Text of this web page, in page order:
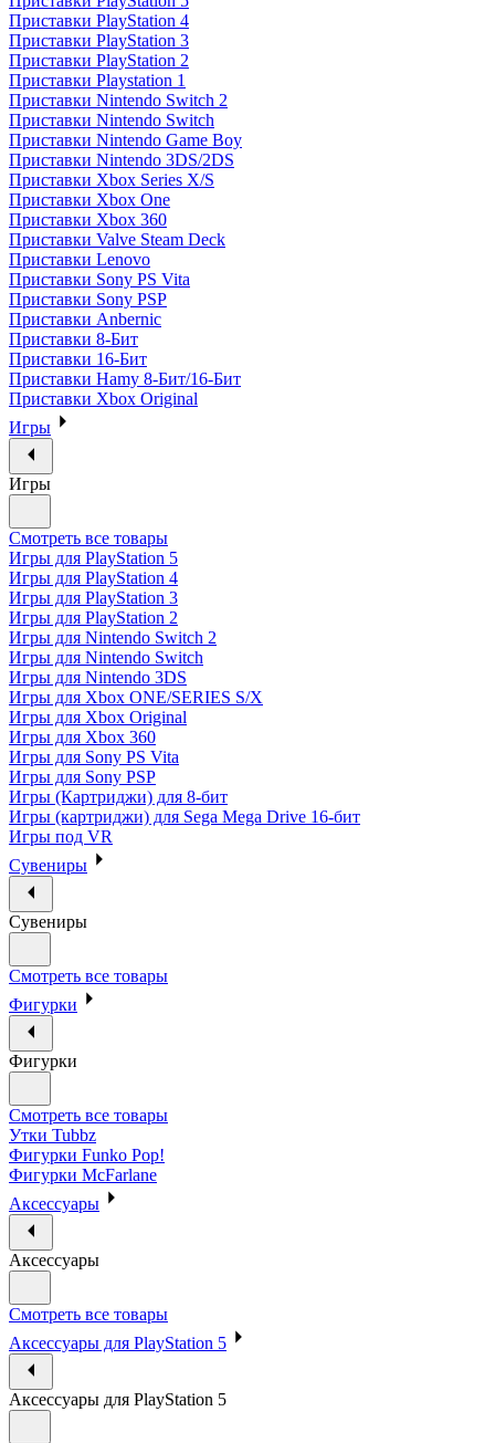
Приставки PlayStation 4
Приставки PlayStation 3
Приставки PlayStation 2
Приставки Playstation 1
Приставки Nintendo Switch 2
Приставки Nintendo Switch
Приставки Nintendo Game Boy
Приставки Nintendo 3DS/2DS
Приставки Xbox Series X/S
Приставки Xbox One
Приставки Xbox 360
Приставки Valve Steam Deck
Приставки Lenovo
Приставки Sony PS Vita
Приставки Sony PSP
Приставки Anbernic
Приставки 8-Бит
Приставки 16-Бит
Приставки Hamy 8-Бит/16-Бит
Приставки Xbox Original
Игры
Игры
Смотреть все товары
Игры для PlayStation 5
Игры для PlayStation 4
Игры для PlayStation 3
Игры для PlayStation 2
Игры для Nintendo Switch 2
Игры для Nintendo Switch
Игры для Nintendo 3DS
Игры для Xbox ONE/SERIES S/X
Игры для Xbox Original
Игры для Xbox 360
Игры для Sony PS Vita
Игры для Sony PSP
Игры (Картриджи) для 8-бит
Игры (картриджи) для Sega Mega Drive 16-бит
Игры под VR
Сувениры
Сувениры
Смотреть все товары
Фигурки
Фигурки
Смотреть все товары
Утки Tubbz
Фигурки Funko Pop!
Фигурки McFarlane
Аксессуары
Аксессуары
Смотреть все товары
Аксессуары для PlayStation 5
Аксессуары для PlayStation 5